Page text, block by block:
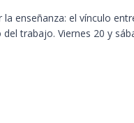
enseñanza: el vínculo
trabajo. Viernes 20 y